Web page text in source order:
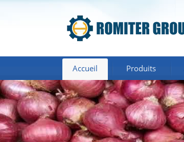
Accueil Produits